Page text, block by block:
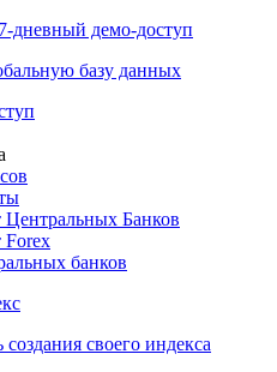
7-дневный демо-доступ
базу данных
Банков
Forex
банков
своего индекса